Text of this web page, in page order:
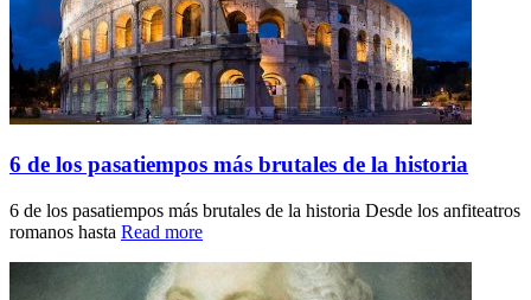
6 de los pasatiempos más brutales de la historia
6 de los pasatiempos más brutales de la historia Desde los anfiteatros
romanos hasta Read more